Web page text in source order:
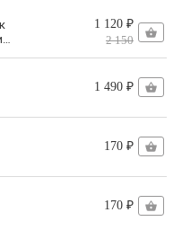
моментальную
внутренним
1 120 ₽
2 150
1 490 ₽
170 ₽
170 ₽